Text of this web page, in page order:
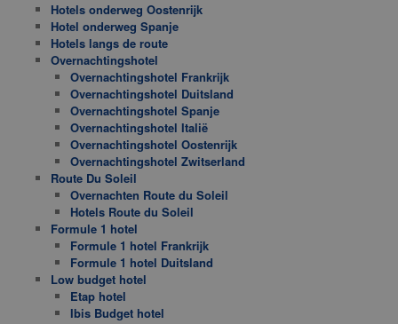
Hotels onderweg Oostenrijk
Hotel onderweg Spanje
Hotels langs de route
Overnachtingshotel
Overnachtingshotel Frankrijk
Overnachtingshotel Duitsland
Overnachtingshotel Spanje
Overnachtingshotel Italië
Overnachtingshotel Oostenrijk
Overnachtingshotel Zwitserland
Route Du Soleil
Overnachten Route du Soleil
Hotels Route du Soleil
Formule 1 hotel
Formule 1 hotel Frankrijk
Formule 1 hotel Duitsland
Low budget hotel
Etap hotel
Ibis Budget hotel